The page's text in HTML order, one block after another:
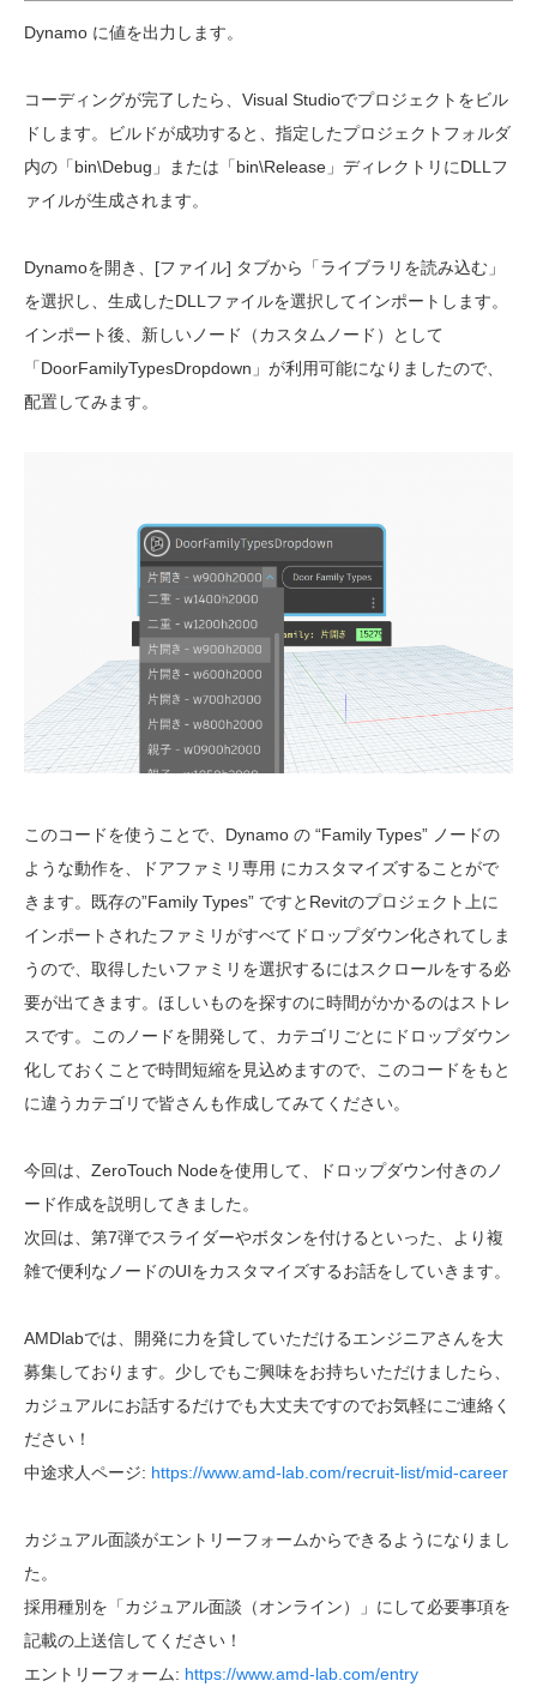
Dynamo に値を出力します。
コーディングが完了したら、Visual Studioでプロジェクトをビル
ドします。ビルドが成功すると、指定したプロジェクトフォルダ
内の「bin\Debug」または「bin\Release」ディレクトリにDLLフ
ァイルが生成されます。
Dynamoを開き、[ファイル] タブから「ライブラリを読み込む」
を選択し、生成したDLLファイルを選択してインポートします。
インポート後、新しいノード（カスタムノード）として
「DoorFamilyTypesDropdown」が利用可能になりましたので、
配置してみます。
このコードを使うことで、Dynamo の “Family Types” ノードの
ような動作を、ドアファミリ専用 にカスタマイズすることがで
きます。既存の”Family Types” ですとRevitのプロジェクト上に
インポートされたファミリがすべてドロップダウン化されてしま
うので、取得したいファミリを選択するにはスクロールをする必
要が出てきます。ほしいものを探すのに時間がかかるのはストレ
スです。このノードを開発して、カテゴリごとにドロップダウン
化しておくことで時間短縮を見込めますので、このコードをもと
に違うカテゴリで皆さんも作成してみてください。
今回は、 ZeroTouch Nodeを使用して、ドロップダウン付きのノ
ード作成を説明してきました。
次回は、第7弾でスライダーやボタンを付けるといった、より複
雑で便利なノードのUIをカスタマイズするお話をしていきます。
AMDlabでは、開発に力を貸していただけるエンジニアさんを大
募集しております。少しでもご興味をお持ちいただけましたら、
カジュアルにお話するだけでも大丈夫ですのでお気軽にご連絡く
ださい！
中途求人ページ: https://www.amd-lab.com/recruit-list/mid-career
カジュアル面談がエントリーフォームからできるようになりまし
た。
採用種別を「カジュアル面談（オンライン）」にして必要事項を
記載の上送信してください！
エントリーフォーム: https://www.amd-lab.com/entry